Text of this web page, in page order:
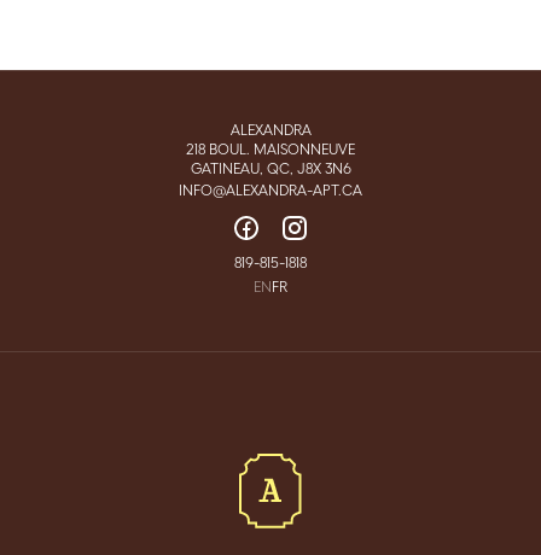
ALEXANDRA
218 BOUL. MAISONNEUVE
GATINEAU, QC, J8X 3N6
INFO@ALEXANDRA-APT.CA
819-815-1818
EN FR